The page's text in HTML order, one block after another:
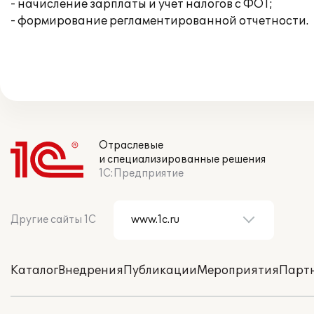
- начисление зарплаты и учет налогов с ФОТ;
- формирование регламентированной отчетности.
Отраслевые
и специализированные решения
1С:Предприятие
Другие сайты 1С
КаталогВнедренияПубликацииМероприятия